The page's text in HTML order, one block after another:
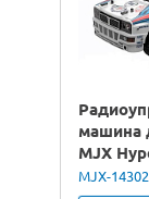
машина
MJX
Lancia
MJX-14302